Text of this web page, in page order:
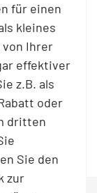
für einen
kleines
von Ihrer
effektiver
z.B. als
oder
dritten
Sie den
zur